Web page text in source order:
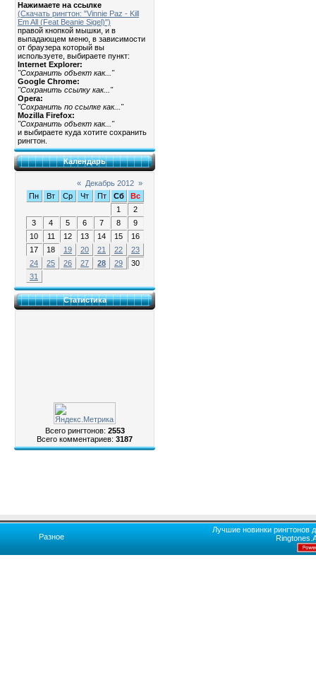
Нажимаете на ссылке
(Скачать рингтон: "Vinnie Paz - Kill
Em All (Feat Beanie Sigel)")
правой кнопкой мышки, и в
выпадающем меню, в зависимости
от браузера который вы
используете, выбираете пункт:
Internet Explorer:
"Сохранить объект как..."
Google Chrome:
"Сохранить ссылку как..."
Opera:
"Сохранить по ссылке как..."
Mozilla Firefox:
"Сохранить объект как..."
и выбираете куда хотите сохранить
рингтон.
Календарь
« Декабрь 2012 »
Пн
Вт Ср Чт Пт Сб
Вс
1
2
3
4 5 6 7 8
9
10
11 12 13 14 15
16
17
18 19 20 21 22
23
24
25 26 27 28 29
30
31
Статистика
Всего рингтонов: 2553
Всего комментариев: 3187
Разное
Лучшие новинки рингтонов